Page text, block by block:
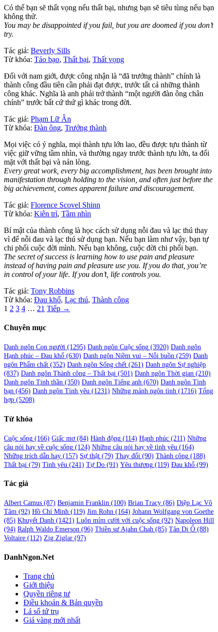
Có thể bạn sẽ thất vọng nếu thất bại, nhưng bạn sẽ tiêu tùng nếu bạn
không thử.
You may be disappointed if you fail, but you are doomed if you don’t
try.
Tác giả: Beverly Sills
Từ khóa: Táo bạo, Thất bại, Thất vọng
Đối với nam giới, được công nhận là “đã trưởng thành” chính là
thành công đầu tiên cần phải đạt được, trước tất cả những thành
công khác. Nghĩa là anh phải trở thành “một người đàn ông chân
chính” trước bất cứ thứ gì khác trong đời.
Tác giả: Phạm Lữ Ân
Từ khóa: Đàn ông, Trưởng thành
Mọi việc có ý nghĩa, mọi thành tựu lớn lao, đều được tựu thành từ
việc giữ vững tầm nhìn, và thường ngay trước thành tựu lớn, ta đối
mặt với thất bại và nản lòng.
Every great work, every big accomplishment, has been brought into
manifestation through holding to the vision, and often just before the
big achievement, comes apparent failure and discouragement.
Tác giả: Florence Scovel Shinn
Từ khóa: Kiên trì, Tầm nhìn
Bí mật của thành công là học cách sử dụng nỗi đau và lạc thú thay
vì để nỗi đau và lạc thú sử dụng bạn. Nếu bạn làm như vậy, bạn tự
chi phối cuộc đời mình. Nếu bạn không, cuộc đời chi phối bạn.
The secret of success is learning how to use pain and pleasure
instead of having pain and pleasure use you. If you do that, you’re
in control of your life. If you don’t, life controls you.
Tác giả: Tony Robbins
Từ khóa: Đau khổ, Lạc thú, Thành công
Phân
trang
viết
1 2 3 4 … 21 Tiếp →
Chuyên mục
Danh ngôn Con người (1295) Danh ngôn Cuộc sống (3920) Danh ngôn
Hạnh phúc – Đau khổ (630) Danh ngôn Niềm vui – Nỗi buồn (259) Danh
ngôn Phẩm chất (352) Danh ngôn Sống chết (261) Danh ngôn Sự nghiệp
(837) Danh ngôn Thành công – Thất bại (501) Danh ngôn Thời gian (210)
Danh ngôn Tinh thần (350) Danh ngôn Tiếng anh (670) Danh ngôn Tình
bạn (456) Danh ngôn Tình yêu (1231) Những mảnh ngôn tình (1716) Tổng
hợp (5208)
Từ khóa
Cuộc sống (166) Giấc mơ(84) Hành động (114) Hạnh phúc (211) Những
câu nói hay về cuộc sống (124) Những câu nói hay về tình yêu (164)
Những trích dẫn hay (157) Sự thật (79) Thay đổi (90) Thành công (188)
Thất bại (79) Tình yêu (241) Tự Do (91) Yêu thương (119) Đau khổ (99)
Tác giả
Albert Camus (87) Benjamin Franklin (100) Brian Tracy (86) Diệp Lạc Vô
Tâm (92) Hồ Chí Minh (119) Jim Rohn (164) Johann Wolfgang von Goethe
(85) Khuyết Danh (1421) Luôn mỉm cười với cuộc sống (92) Napoleon Hill
(94) Ralph Waldo Emerson (96) Thiền sư Ajahn Chah (85) Tân Di Ổ (88)
Voltaire (112) Zig Ziglar (97)
DanhNgon.Net
Trang chủ
Giới thiệu
Quyền riêng tư
Điều khoản & Bản quyền
Lá số tứ trụ
Giá vàng mới nhất